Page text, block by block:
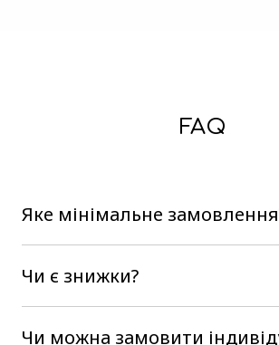
FAQ
Яке мінімальне
Чи є знижки?
Чи можна замовити